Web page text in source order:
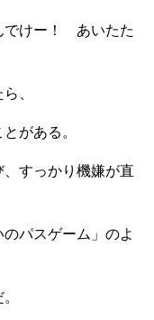
でけー！ あいたた
、
がある。
すっかり機嫌が直
パスゲーム」のよ